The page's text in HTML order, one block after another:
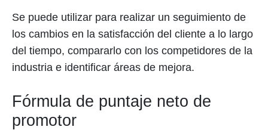
Se puede utilizar para realizar un seguimiento de
los cambios en la satisfacción del cliente a lo largo
del tiempo, compararlo con los competidores de la
industria e identificar áreas de mejora.
Fórmula de puntaje neto de
promotor